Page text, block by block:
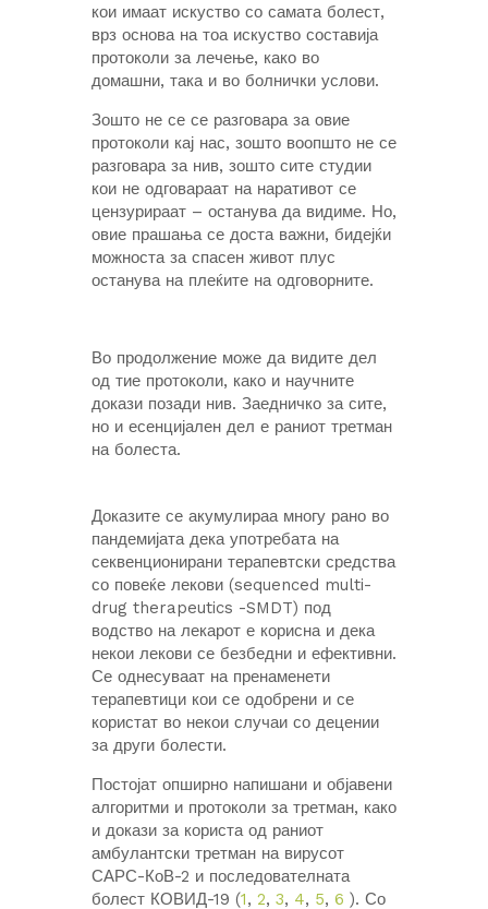
кои имаат искуство со самата болест,
врз основа на тоа искуство составија
протоколи за лечење, како во
домашни, така и во болнички услови.
Зошто не се се разговара за овие
протоколи кај нас, зошто воопшто не се
разговара за нив, зошто сите студии
кои не одговараат на наративот се
цензурираат – останува да видиме. Но,
овие прашања се доста важни, бидејќи
можноста за спасен живот плус
останува на плеќите на одговорните.
Во продолжение може да видите дел
од тие протоколи, како и научните
докази позади нив. Заедничко за сите,
но и есенцијален дел е раниот третман
на болеста.
Доказите се акумулираа многу рано во
пандемијата дека употребата на
секвенционирани терапевтски средства
со повеќе лекови (sequenced multi-
drug therapeutics -SMDT) под
водство на лекарот е корисна и дека
некои лекови се безбедни и ефективни.
Се однесуваат на пренаменети
терапевтици кои се одобрени и се
користат во некои случаи со децении
за други болести.
Постојат опширно напишани и објавени
алгоритми и протоколи за третман, како
и докази за користа од раниот
амбулантски третман на вирусот
САРС-КоВ-2 и последователната
болест КОВИД-19 (1, 2, 3, 4, 5, 6 ). Со